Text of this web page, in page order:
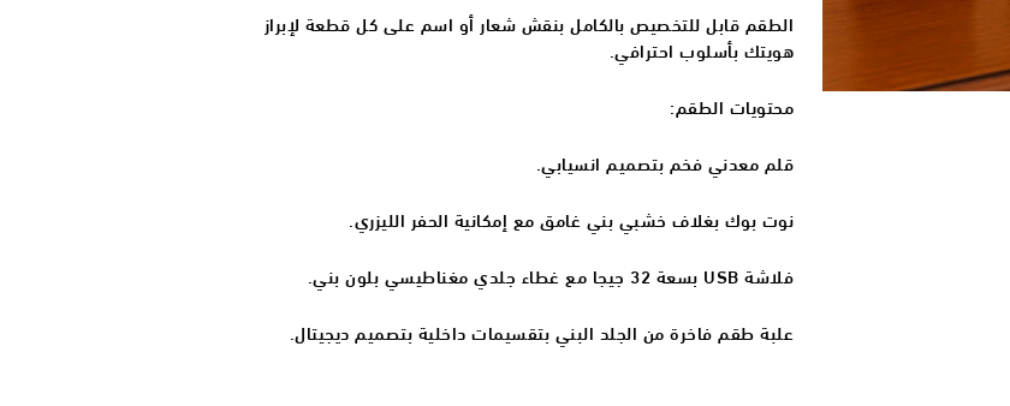
الطقم قابل للتخصيص بالكامل بنقش شعار أو اسم على كل قطعة لإبراز
هويتك بأسلوب احترافي.
محتويات الطقم:
قلم معدني فخم بتصميم انسيابي.
نوت بوك بغلاف خشبي بني غامق مع إمكانية الحفر الليزري.
فلاشة USB بسعة 32 جيجا مع غطاء جلدي مغناطيسي بلون بني.
علبة طقم فاخرة من الجلد البني بتقسيمات داخلية بتصميم ديجيتال.